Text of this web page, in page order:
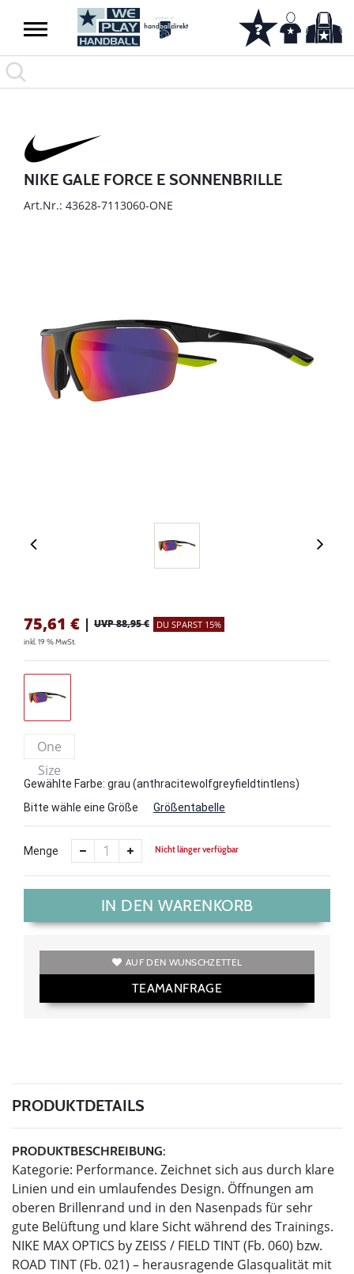
NIKE GALE FORCE E SONNENBRILLE
Art.Nr.: 43628-7113060-ONE
75,61 € | UVP 88,95 € DU SPARST 15%
inkl. 19 % MwSt.
One
Size
Gewählte Farbe: grau (anthracitewolfgreyfieldtintlens)
Bitte wähle eine Größe
Größentabelle
Menge Nicht länger verfügbar
IN DEN WARENKORB
AUF DEN WUNSCHZETTEL
TEAMANFRAGE
PRODUKTDETAILS
PRODUKTBESCHREIBUNG:
Kategorie: Performance. Zeichnet sich aus durch klare
Linien und ein umlaufendes Design. Öffnungen am
oberen Brillenrand und in den Nasenpads für sehr
gute Belüftung und klare Sicht während des Trainings.
NIKE MAX OPTICS by ZEISS / FIELD TINT (Fb. 060) bzw.
ROAD TINT (Fb. 021) – herausragende Glasqualität mit